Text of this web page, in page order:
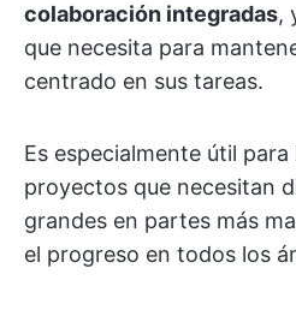
colaboración integradas,
que necesita para
centrado en sus tareas.
Es especialmente útil
proyectos que necesitan
grandes en partes más
el progreso en todos los